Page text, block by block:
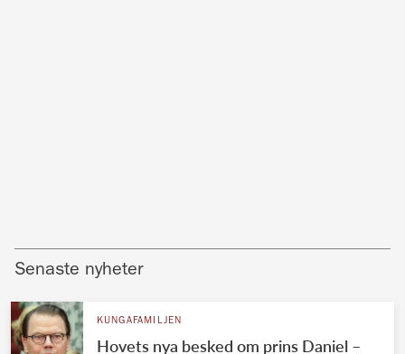
Senaste nyheter
KUNGAFAMILJEN
Hovets nya besked om prins Daniel –